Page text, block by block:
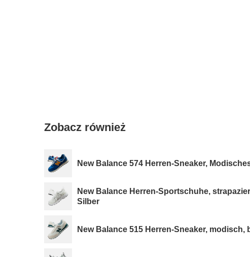
Zobacz również
New Balance 574 Herren-Sneaker,
New Balance Herren-Sportschuhe,
Silber
New Balance 515 Herren-Sneaker, modisch,